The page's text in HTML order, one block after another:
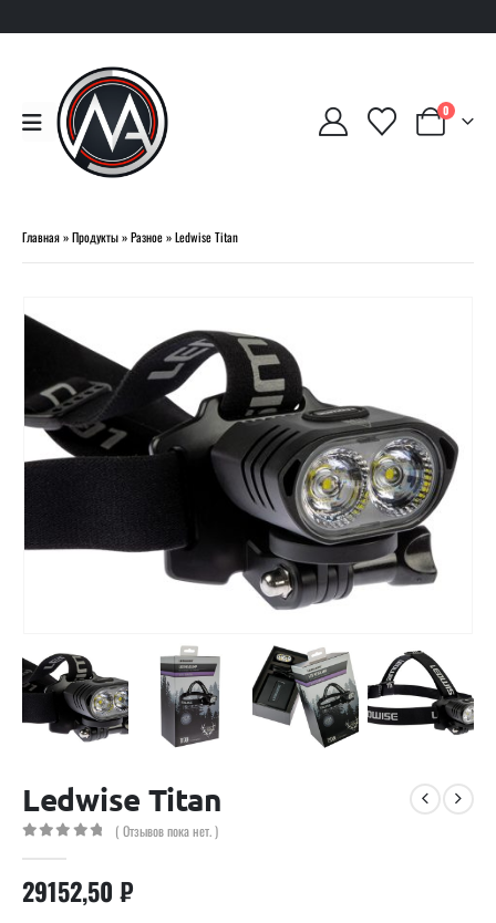
0
Главная»Продукты»Разное»Ledwise Titan
Ledwise Titan
( Отзывов пока нет. )
29152,50 ₽